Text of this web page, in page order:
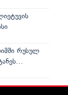
რუსულ